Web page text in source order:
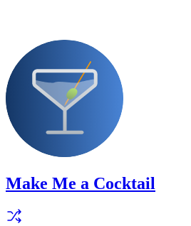
Make Me a Cocktail